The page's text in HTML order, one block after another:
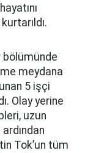
bölümünde
meydana
5 işçi
Olay yerine
uzun
Tok’un tüm